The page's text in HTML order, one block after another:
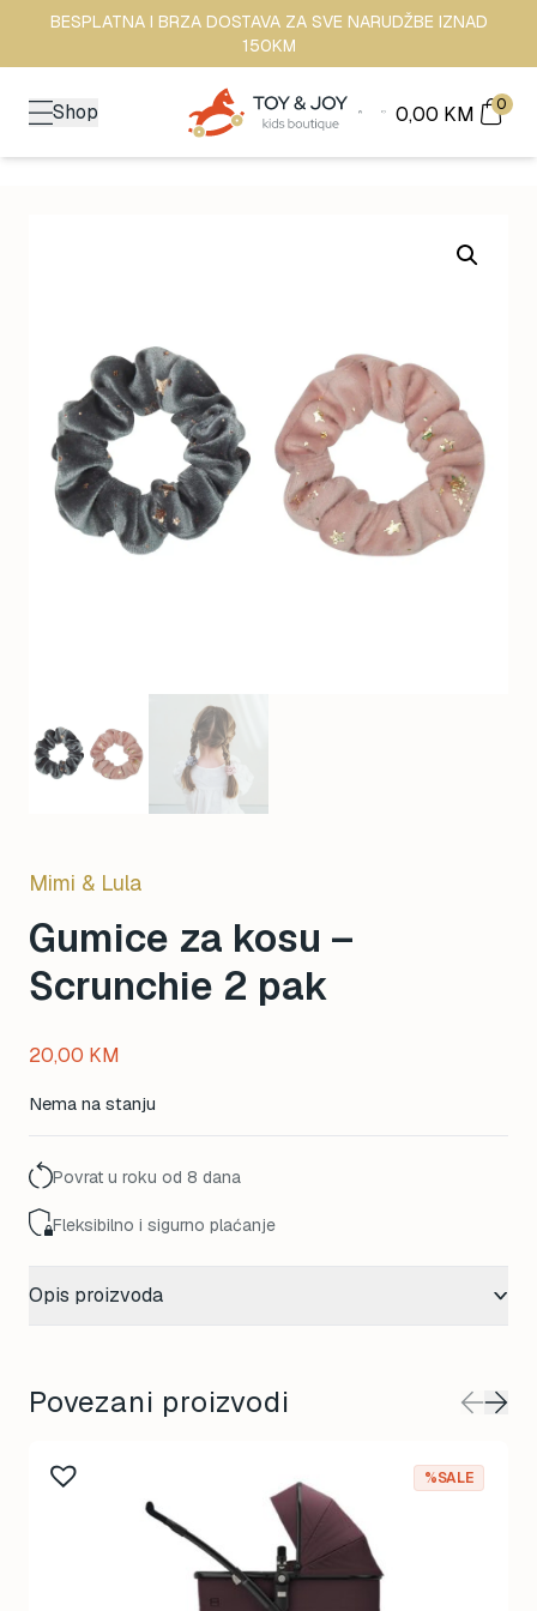
BESPLATNA I BRZA DOSTAVA ZA SVE NARUDŽBE IZNAD
150KM
Shop 0,00 KM 0
Mimi & Lula
Gumice za kosu –
Scrunchie 2 pak
20,00 KM
Nema na stanju
Povrat u roku od 8 dana
Fleksibilno i sigurno plaćanje
Opis proizvoda
Povezani proizvodi
%SALE